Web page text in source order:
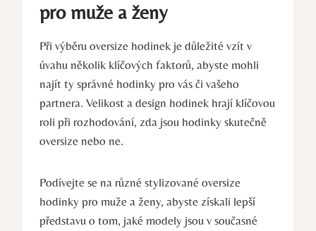
pro muže a ženy
Při výběru oversize hodinek je důležité vzít v
úvahu několik klíčových faktorů, abyste mohli
najít ty správné hodinky pro vás či vašeho
partnera. Velikost a design hodinek hrají klíčovou
roli při rozhodování, zda jsou hodinky skutečně
oversize nebo ne.
Podívejte se na různé stylizované oversize
hodinky pro muže a ženy, abyste získali lepší
představu o tom, jaké modely jsou v současné